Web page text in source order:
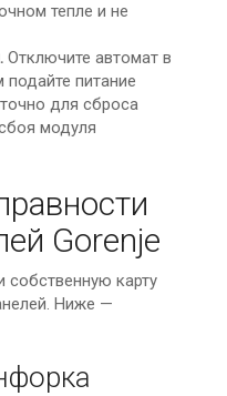
тепле и не
Отключите автомат в
питание
для сброса
модуля
Gorenje
карту
Ниже —